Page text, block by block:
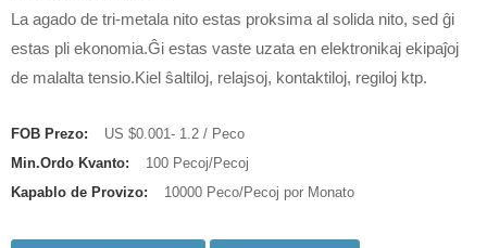
La agado de tri-metala nito estas proksima al solida nito, sed ĝi
estas pli ekonomia.Ĝi estas vaste uzata en elektronikaj ekipaĵoj
de malalta tensio.Kiel ŝaltiloj, relajsoj, kontaktiloj, regiloj ktp.
FOB Prezo:
US $0.001- 1.2 / Peco
Min.Ordo Kvanto:
100 Pecoj/Pecoj
Kapablo de Provizo:
10000 Peco/Pecoj por Monato